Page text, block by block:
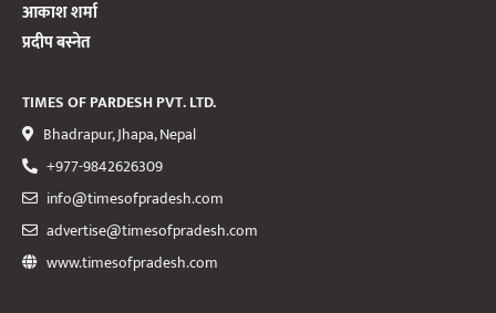
आकाश शर्मा
प्रदीप बस्नेत
TIMES OF PARDESH PVT. LTD.
Bhadrapur, Jhapa, Nepal
+977-9842626309
info@timesofpradesh.com
advertise@timesofpradesh.com
www.timesofpradesh.com